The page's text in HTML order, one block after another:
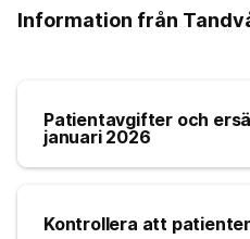
Information från
Patientavgifter och
januari 2026
Kontrollera att